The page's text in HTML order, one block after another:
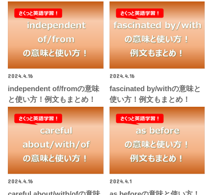
2024.4.16
independent of/fromの意味
と使い方！例文もまとめ！
2024.4.16
fascinated by/withの意味と
使い方！例文もまとめ！
2024.4.16 2024.4.1